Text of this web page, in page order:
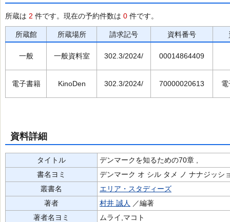
所蔵は 2 件です。現在の予約件数は 0 件です。
所蔵館 所蔵場所 請求記号 資料番号
一般 一般資料室 302.3/2024/ 00014864409
電子書籍 KinoDen 302.3/2024/ 70000020613
資料詳細
タイトル
デンマークを知るための70章 ,
書名ヨミ
デンマーク オ シル タメ ノ ナナジッシ
叢書名
エリア・スタディーズ
著者
村井 誠人
／編著
著者名ヨミ
ムライ,マコト